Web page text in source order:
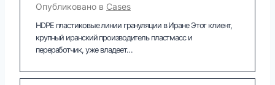
Опубликовано в Cases
HDPE пластиковые линии грануляции в Иране Этот клиент,
крупный иранский производитель пластмасс и
переработчик, уже владеет…